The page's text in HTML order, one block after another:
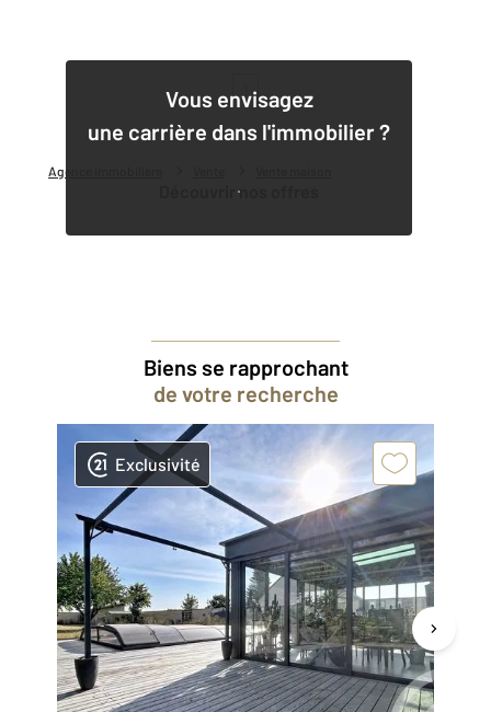
Agence immobilière
Vous envisagez
une carrière dans l'immobilier ?
Découvrir nos offres
1
Biens se rapprochant
de votre recherche
Exclusivité